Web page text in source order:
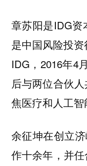
章苏阳是IDG
是中国风险投
IDG，2016年4
后与两位合伙
焦医疗和人工智
余征坤在创立
作十余年，并